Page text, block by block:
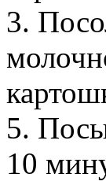
3.
5.
10